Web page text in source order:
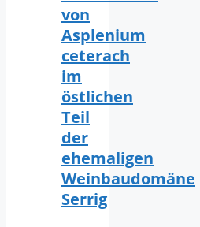
von
Asplenium
ceterach
im
östlichen
Teil
der
ehemaligen
Weinbaudomäne
Serrig